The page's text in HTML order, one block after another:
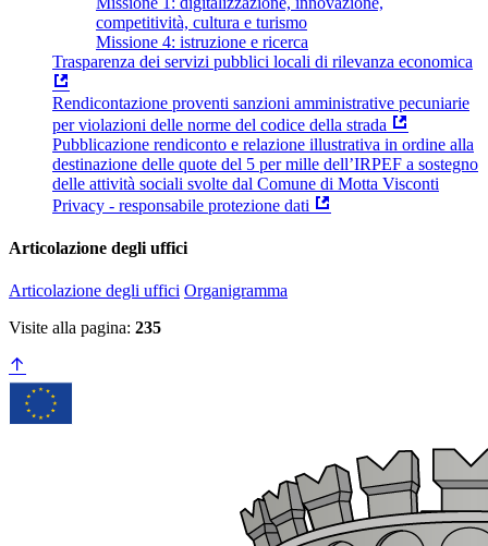
competitività, cultura e turismo
Missione 4: istruzione e ricerca
Trasparenza dei servizi pubblici locali di rilevanza economica
Rendicontazione proventi sanzioni amministrative pecuniarie
per violazioni delle norme del codice della strada
Pubblicazione rendiconto e relazione illustrativa in ordine alla
destinazione delle quote del 5 per mille dell’IRPEF a sostegno
delle attività sociali svolte dal Comune di Motta Visconti
Privacy - responsabile protezione dati
Articolazione degli uffici
Articolazione degli uffici Organigramma
Visite alla pagina: 235